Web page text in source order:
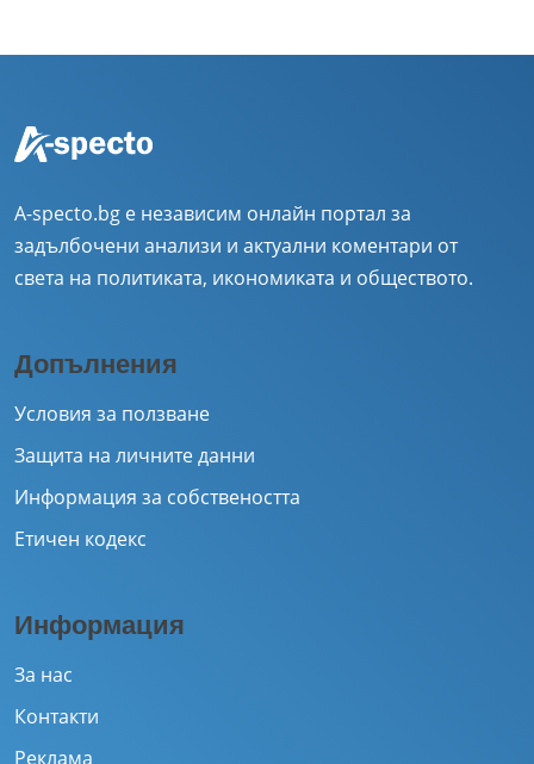
A-specto.bg е независим онлайн портал за
задълбочени анализи и актуални коментари от
света на политиката, икономиката и обществото.
Допълнения
Условия за ползване
Защита на личните данни
Информация за собствеността
Етичен кодекс
Информация
За нас
Контакти
Реклама